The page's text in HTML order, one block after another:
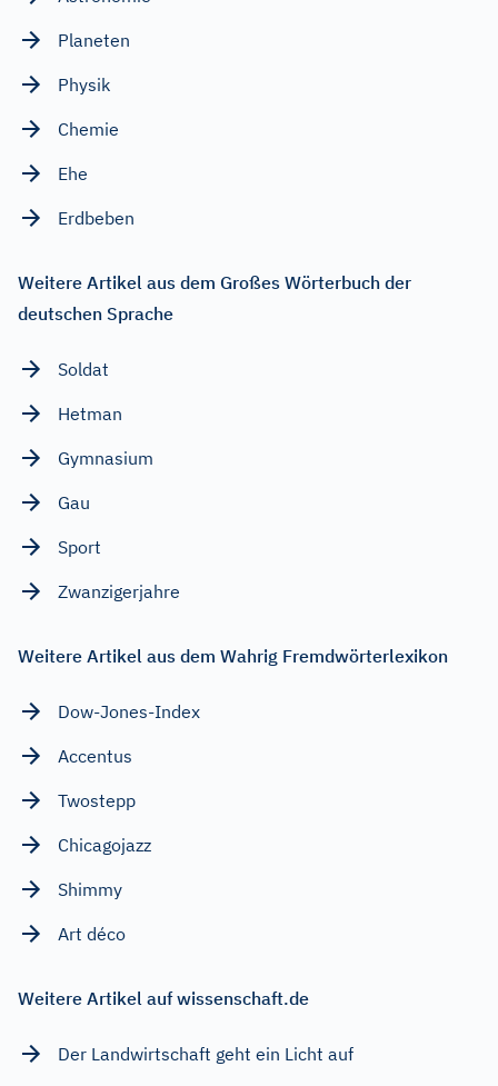
Planeten
Physik
Chemie
Ehe
Erdbeben
Weitere Artikel aus dem Großes Wörterbuch der
deutschen Sprache
Soldat
Hetman
Gymnasium
Gau
Sport
Zwanzigerjahre
Weitere Artikel aus dem Wahrig Fremdwörterlexikon
Dow-Jones-Index
Accentus
Twostepp
Chicagojazz
Shimmy
Art déco
Weitere Artikel auf wissenschaft.de
Der Landwirtschaft geht ein Licht auf